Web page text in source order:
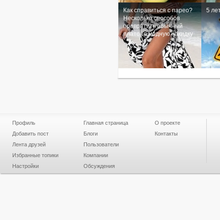
Как справиться с парео?
Несколько способов
превратить обычный
платок в модную накидку
5
Профиль
Добавить пост
Лента друзей
Избранные топики
Настройки
Главная страница
Блоги
Пользователи
Компании
Обсуждения
О проекте
Контакты